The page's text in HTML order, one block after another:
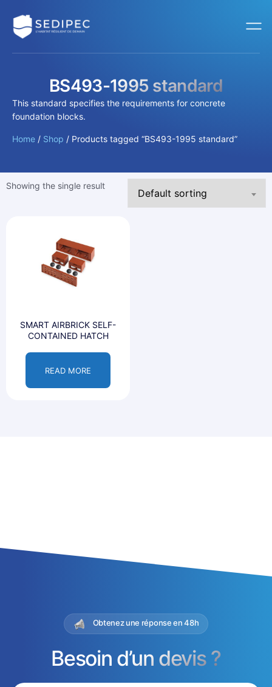
BS493-1995 standard
This standard specifies the requirements for concrete
foundation blocks.
Home / Shop / Products tagged “BS493-1995 standard”
Showing the single result
SMART AIRBRICK SELF-
CONTAINED HATCH
READ MORE
Obtenez une réponse en 48h
Besoin d’un devis ?